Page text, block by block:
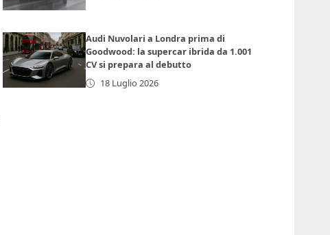
Audi Nuvolari a Londra prima di
Goodwood: la supercar ibrida da 1.001
CV si prepara al debutto
18 Luglio 2026